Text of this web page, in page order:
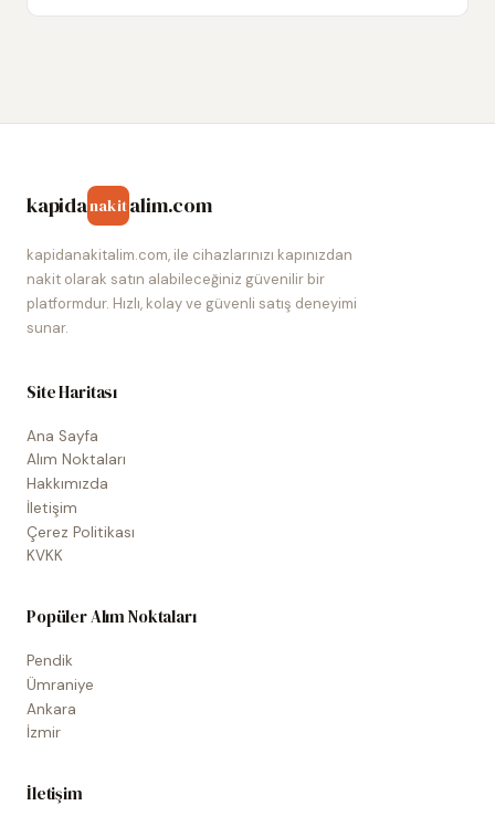
kapidanakitalim.com
kapidanakitalim.com, ile cihazlarınızı kapınızdan
nakit olarak satın alabileceğiniz güvenilir bir
platformdur. Hızlı, kolay ve güvenli satış deneyimi
sunar.
Site Haritası
Ana Sayfa
Alım Noktaları
Hakkımızda
İletişim
Çerez Politikası
KVKK
Popüler Alım Noktaları
Pendik
Ümraniye
Ankara
İzmir
İletişim